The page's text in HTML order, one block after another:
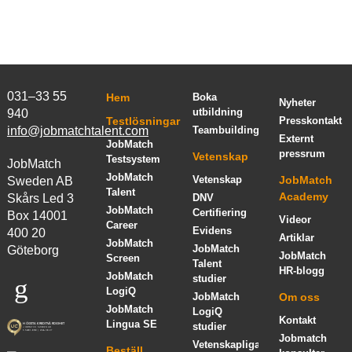
031–33 55
940
info@jobmatchtalent.com
JobMatch
Sweden AB
Skårs Led 3
Box 14001
400 20
Göteborg
Hem
Testlösningar
JobMatch
Testsystem
JobMatch
Talent
JobMatch
Career
JobMatch
Screen
JobMatch
LogiQ
JobMatch
Lingua SE
Boka
utbildning
Teambuilding
Vetenskap
Vetenskap
DNV
Certifiering
Evidens
JobMatch
Talent
studier
JobMatch
LogiQ
studier
Vetenskapliga
Nyheter
Presskontakt
Externt
pressrum
JobMatch
Academy
Videor
Artiklar
JobMatch
HR-blogg
Om oss
Kontakt
Jobmatch